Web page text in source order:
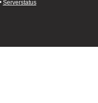
Serverstatus